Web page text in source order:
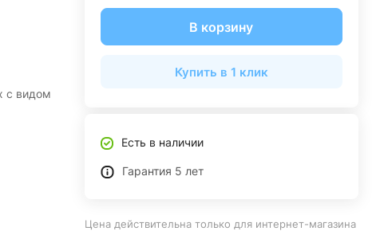
с видом
В корзину
Купить в 1 клик
Есть в наличии
Гарантия 5 лет
Цена действительна только для интернет-магазина